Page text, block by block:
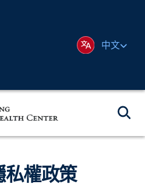
中文
私權政策